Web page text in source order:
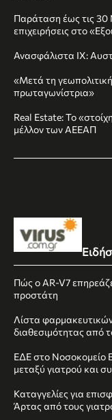
Παράταση έως τις 30
επιχειρήσεις στο
Ανασφάλιστα ΙΧ:
«Μετά τη
πρωταγωνίστρια»
Real Estate: Το
μέλλον των ΑΕΕΑΠ
Πώς ο AR‑V7
προστάτη
Λίστα
διαθεσιμότητας από
ΕΔΕ στο Νοσοκομείο
μεταξύ γιατρού και
Καταγγελίες για
Άρτας από τους